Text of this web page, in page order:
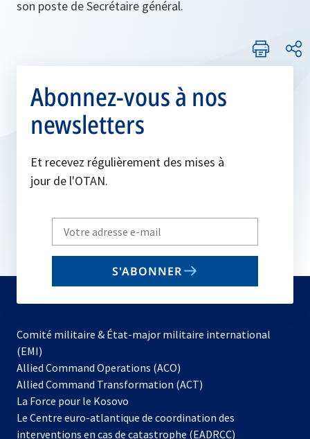
son poste de Secrétaire général.
Abonnez-vous à nos
newsletters
Et recevez régulièrement des mises à
jour de l'OTAN.
Write
your
email
S'ABONNER
Comité militaire & État-major militaire international
(EMI)
Allied Command Operations (ACO)
dans
nouvel
onglet
Allied Command Transformation (ACT)
La Force pour le Kosovo
dans
un
Le Centre euro-atlantique de coordination des
interventions en cas de catastrophe (EADRCC)